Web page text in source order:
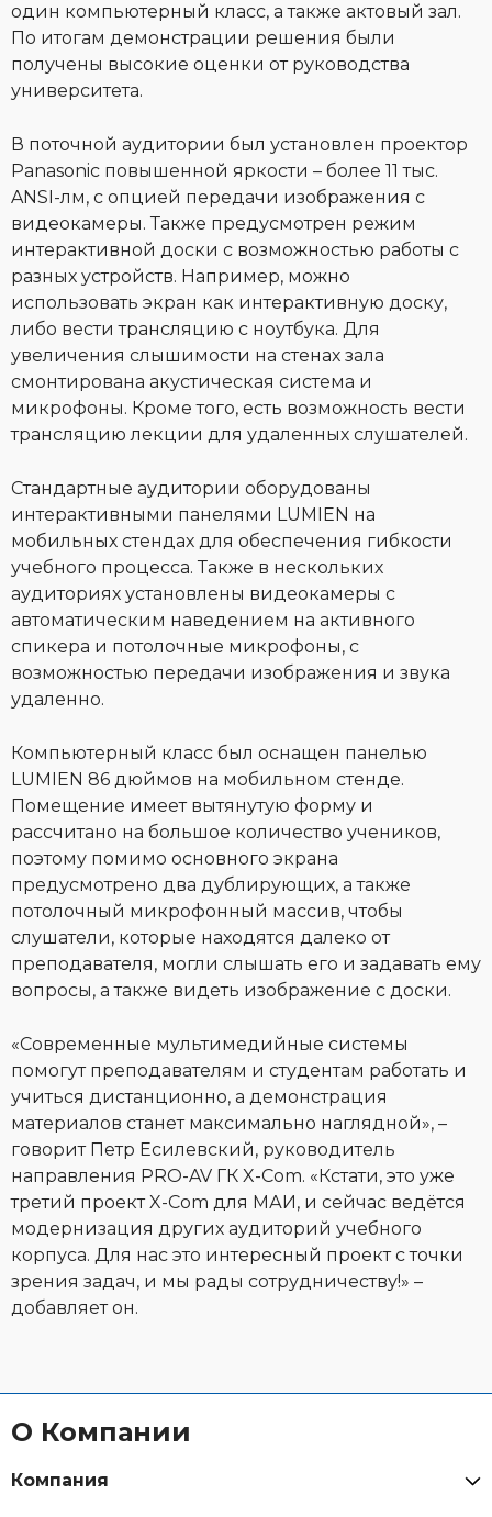
один компьютерный класс, а также актовый зал.
По итогам демонстрации решения были
получены высокие оценки от руководства
университета.
В поточной аудитории был установлен проектор
Panasonic повышенной яркости – более 11 тыс.
ANSI-лм, с опцией передачи изображения с
видеокамеры. Также предусмотрен режим
интерактивной доски с возможностью работы с
разных устройств. Например, можно
использовать экран как интерактивную доску,
либо вести трансляцию с ноутбука. Для
увеличения слышимости на стенах зала
смонтирована акустическая система и
микрофоны. Кроме того, есть возможность вести
трансляцию лекции для удаленных слушателей.
Стандартные аудитории оборудованы
интерактивными панелями LUMIEN на
мобильных стендах для обеспечения гибкости
учебного процесса. Также в нескольких
аудиториях установлены видеокамеры с
автоматическим наведением на активного
спикера и потолочные микрофоны, с
возможностью передачи изображения и звука
удаленно.
Компьютерный класс был оснащен панелью
LUMIEN 86 дюймов на мобильном стенде.
Помещение имеет вытянутую форму и
рассчитано на большое количество учеников,
поэтому помимо основного экрана
предусмотрено два дублирующих, а также
потолочный микрофонный массив, чтобы
слушатели, которые находятся далеко от
преподавателя, могли слышать его и задавать ему
вопросы, а также видеть изображение с доски.
«Современные мультимедийные системы
помогут преподавателям и студентам работать и
учиться дистанционно, а демонстрация
материалов станет максимально наглядной», –
говорит Петр Есилевский, руководитель
направления PRO-AV ГК X-Com. «Кстати, это уже
третий проект X-Com для МАИ, и сейчас ведётся
модернизация других аудиторий учебного
корпуса. Для нас это интересный проект с точки
зрения задач, и мы рады сотрудничеству!» –
добавляет он.
О Компании
Компания